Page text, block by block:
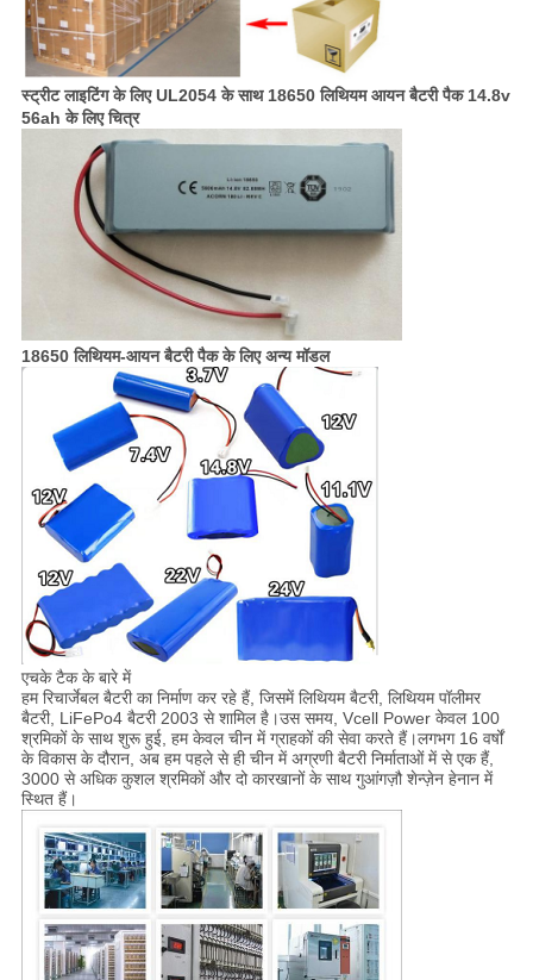
स्ट्रीट लाइटिंग के लिए UL2054 के साथ 18650 लिथियम आयन बैटरी पैक 14.8v
56ah के लिए चित्र
18650 लिथियम-आयन बैटरी पैक के लिए अन्य मॉडल
एचके टैक के बारे में
हम रिचार्जेबल बैटरी का निर्माण कर रहे हैं, जिसमें लिथियम बैटरी, लिथियम पॉलीमर
बैटरी, LiFePo4 बैटरी 2003 से शामिल है।उस समय, Vcell Power केवल 100
श्रमिकों के साथ शुरू हुई, हम केवल चीन में ग्राहकों की सेवा करते हैं।लगभग 16 वर्षों
के विकास के दौरान, अब हम पहले से ही चीन में अग्रणी बैटरी निर्माताओं में से एक हैं,
3000 से अधिक कुशल श्रमिकों और दो कारखानों के साथ गुआंगज़ौ शेन्ज़ेन हेनान में
स्थित हैं।